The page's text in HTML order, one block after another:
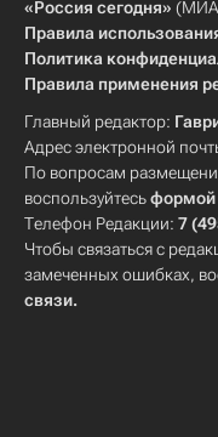
«Россия сегодня» (МИА
Правила
Политика
Правила применения
Главный редактор:
Адрес электронной
По вопросам
воспользуйтесьформой
Телефон Редакции: 7
Чтобы связаться с
замеченных ошибках,
связи.